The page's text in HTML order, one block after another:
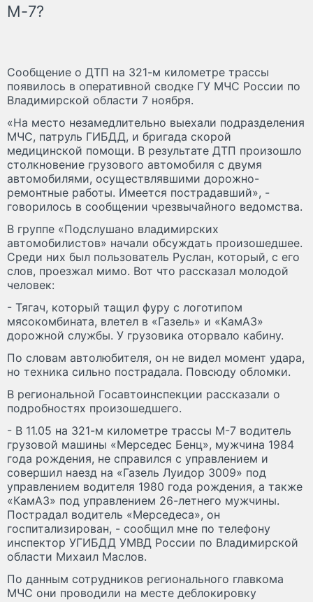
М-7?
Сообщение о ДТП на 321-м километре трассы
появилось в оперативной сводке ГУ МЧС России по
Владимирской области 7 ноября.
«На место незамедлительно выехали подразделения
МЧС, патруль ГИБДД, и бригада скорой
медицинской помощи. В результате ДТП произошло
столкновение грузового автомобиля с двумя
автомобилями, осуществлявшими дорожно-
ремонтные работы. Имеется пострадавший», -
говорилось в сообщении чрезвычайного ведомства.
В группе «Подслушано владимирских
автомобилистов» начали обсуждать произошедшее.
Среди них был пользователь Руслан, который, с его
слов, проезжал мимо. Вот что рассказал молодой
человек:
- Тягач, который тащил фуру с логотипом
мясокомбината, влетел в «Газель» и «КамАЗ»
дорожной службы. У грузовика оторвало кабину.
По словам автолюбителя, он не видел момент удара,
но техника сильно пострадала. Повсюду обломки.
В региональной Госавтоинспекции рассказали о
подробностях произошедшего.
- В 11.05 на 321-м километре трассы М-7 водитель
грузовой машины «Мерседес Бенц», мужчина 1984
года рождения, не справился с управлением и
совершил наезд на «Газель Луидор 3009» под
управлением водителя 1980 года рождения, а также
«КамАЗ» под управлением 26-летнего мужчины.
Пострадал водитель «Мерседеса», он
госпитализирован, - сообщил мне по телефону
инспектор УГИБДД УМВД России по Владимирской
области Михаил Маслов.
По данным сотрудников регионального главкома
МЧС они проводили на месте деблокировку